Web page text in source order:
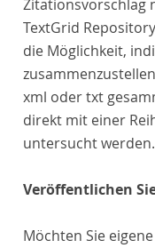
Zitationsvorschlag
TextGrid
die Möglichkeit,
xml oder txt
direkt mit einer
untersucht werden.
Veröffentlichen
Möchten Sie